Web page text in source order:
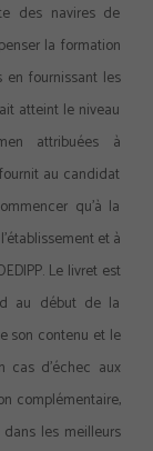
des navires de
la formation
fournissant les
atteint le niveau
attribuées à
au candidat
qu’à la
et à
Le livret est
au début de la
son contenu et le
cas d’échec aux
complémentaire,
les meilleurs